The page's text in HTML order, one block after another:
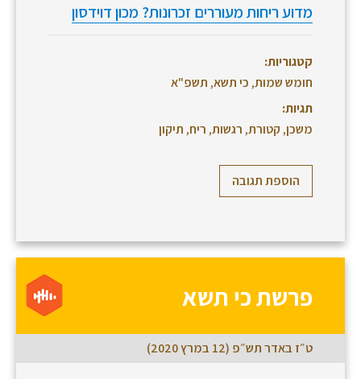
מדוע ריחות מעוררים זכרונות? מכון דוידסון
קטגוריות:
חומש שמות, כי תשא, תשפ"א
תגיות:
משכן, קטורת, רגשות, ריח, תיקון
הוספת תגובה
פרשת כי תשא
ט״ז באדר תש״פ (12 במרץ 2020)